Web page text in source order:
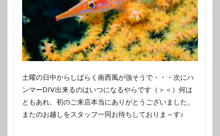
土曜の日中からしばらく南西風が強そうで・・・次にハ
ンマーDIV出来るのはいつになるやらです（＞＜）何は
ともあれ、初のご来店本当にありがとうございました。
またのお越しをスタッフ一同お待ちしておりま～す♪